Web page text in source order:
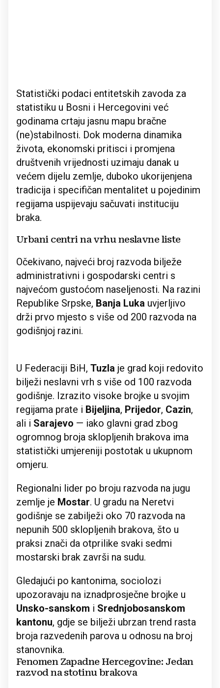
Statistički podaci entitetskih zavoda za
statistiku u Bosni i Hercegovini već
godinama crtaju jasnu mapu bračne
(ne)stabilnosti. Dok moderna dinamika
života, ekonomski pritisci i promjena
društvenih vrijednosti uzimaju danak u
većem dijelu zemlje, duboko ukorijenjena
tradicija i specifičan mentalitet u pojedinim
regijama uspijevaju sačuvati instituciju
braka.
Urbani centri na vrhu neslavne liste
Očekivano, najveći broj razvoda bilježe
administrativni i gospodarski centri s
najvećom gustoćom naseljenosti. Na razini
Republike Srpske, Banja Luka uvjerljivo
drži prvo mjesto s više od 200 razvoda na
godišnjoj razini.
U Federaciji BiH, Tuzla je grad koji redovito
bilježi neslavni vrh s više od 100 razvoda
godišnje. Izrazito visoke brojke u svojim
regijama prate i Bijeljina, Prijedor, Cazin,
ali i Sarajevo — iako glavni grad zbog
ogromnog broja sklopljenih brakova ima
statistički umjereniji postotak u ukupnom
omjeru.
Regionalni lider po broju razvoda na jugu
zemlje je Mostar. U gradu na Neretvi
godišnje se zabilježi oko 70 razvoda na
nepunih 500 sklopljenih brakova, što u
praksi znači da otprilike svaki sedmi
mostarski brak završi na sudu.
Gledajući po kantonima, sociolozi
upozoravaju na iznadprosječne brojke u
Unsko-sanskom i Srednjobosanskom
kantonu, gdje se bilježi ubrzan trend rasta
broja razvedenih parova u odnosu na broj
stanovnika.
Fenomen Zapadne Hercegovine: Jedan
razvod na stotinu brakova